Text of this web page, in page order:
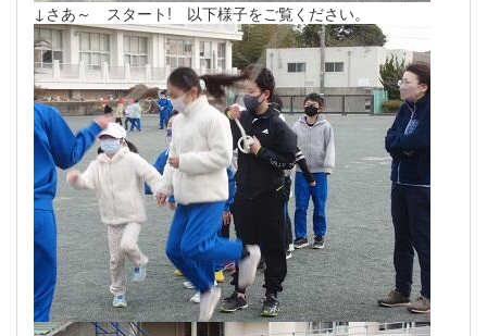
↓さあ～ スタート! 以下様子をご覧ください。